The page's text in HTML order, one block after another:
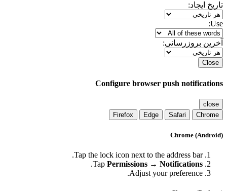
تاریخ ایجاد:
Use:
آخرین بروزرسانی:
Close
Configure browser push notifications
close
Chrome
Safari
Edge
Firefox
Chrome (Android)
Tap the lock icon next to the address bar.
Tap Permissions → Notifications
.
Adjust your preference.